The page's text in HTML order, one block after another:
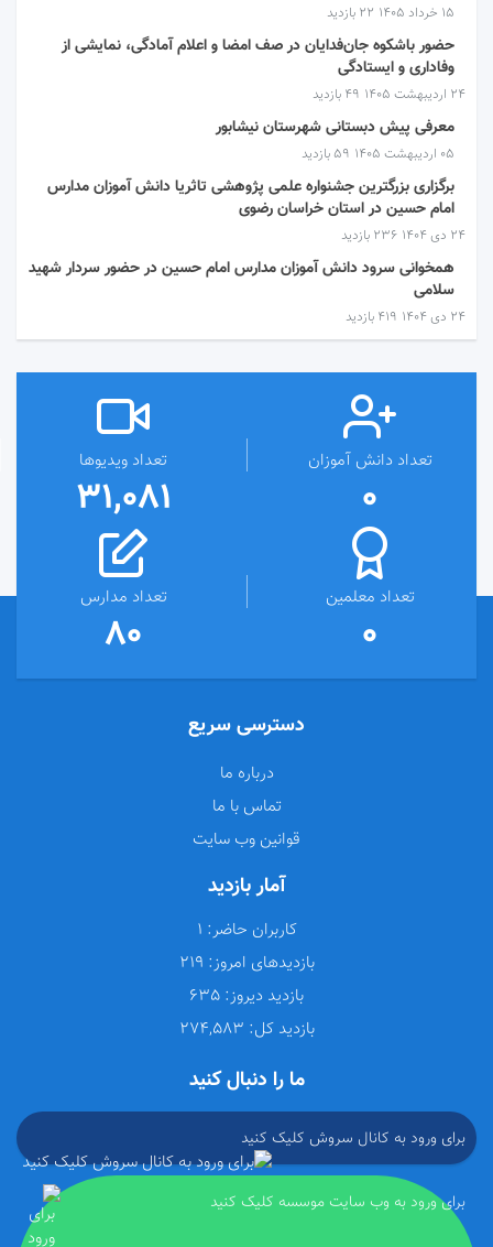
۱۵ خرداد ۱۴۰۵ 22 بازدید
حضور باشکوه جان‌فدایان در صف امضا و اعلام آمادگی، نمایشی از
وفاداری و ایستادگی
۲۴ اردیبهشت ۱۴۰۵ 49 بازدید
معرفی پیش دبستانی شهرستان نیشابور
۰۵ اردیبهشت ۱۴۰۵ 59 بازدید
برگزاری بزرگترین جشنواره علمی پژوهشی تاثریا دانش آموزان مدارس
امام حسین در استان خراسان رضوی
۲۴ دی ۱۴۰۴ 236 بازدید
همخوانی سرود دانش آموزان مدارس امام حسین در حضور سردار شهید
سلامی
۲۴ دی ۱۴۰۴ 419 بازدید
تعداد دانش آموزان
0
تعداد ویدیوها
31,081
تعداد معلمین
0
تعداد مدارس
80
دسترسی سریع
درباره ما
تماس با ما
قوانین وب سایت
آمار بازدید
کاربران حاضر:
بازدیدهای امروز:
بازدید دیروز:
بازدید کل:
ما را دنبال کنید
برای ورود به کانال سروش کلیک کنید
برای ورود به وب سایت موسسه کلیک کنید